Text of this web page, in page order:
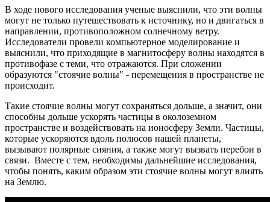
В ходе нового исследования ученые выяснили, что эти волны
могут не только путешествовать к источнику, но и двигаться в
направлении, противоположном солнечному ветру.
Исследователи провели компьютерное моделирование и
выяснили, что приходящие в магнитосферу волны находятся в
противофазе с теми, что отражаются. При сложении
образуются "стоячие волны" - перемещения в пространстве не
происходит.
Такие стоячие волны могут сохраняться дольше, а значит, они
способны дольше ускорять частицы в околоземном
пространстве и воздействовать на ионосферу Земли. Частицы,
которые ускоряются вдоль полюсов нашей планеты,
вызывают полярные сияния, а также могут вызвать перебои в
связи. Вместе с тем, необходимы дальнейшие исследования,
чтобы понять, каким образом эти стоячие волны могут влиять
на Землю.